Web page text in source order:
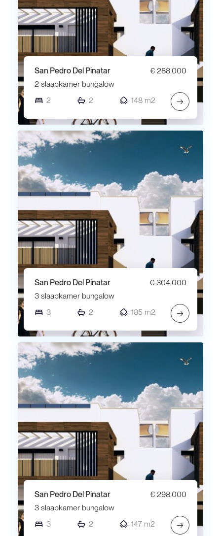
San Pedro Del Pinatar
€ 288.000
2 slaapkamer bungalow
2
2 148 m2 →
San Pedro Del Pinatar
€ 304.000
3 slaapkamer bungalow
3
2 185 m2 →
San Pedro Del Pinatar
€ 298.000
3 slaapkamer bungalow
3
2 147 m2 →